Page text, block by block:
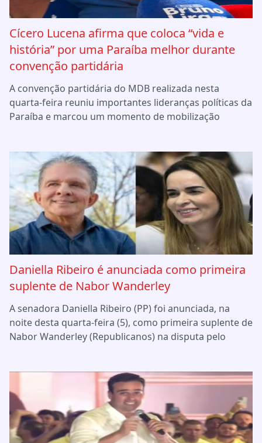
Cícero Lucena afirma que coloca “vida e
história” por uma Paraíba melhor durante
convenção partidária
A convenção partidária do MDB realizada nesta
quarta-feira reuniu importantes lideranças políticas da
Paraíba e marcou um momento de mobilização
Daniella Ribeiro é anunciada como primeira
suplente de Nabor Wanderley
A senadora Daniella Ribeiro (PP) foi anunciada, na
noite desta quarta-feira (5), como primeira suplente de
Nabor Wanderley (Republicanos) na disputa pelo